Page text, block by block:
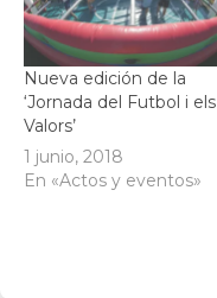
Nueva edición de la
‘Jornada del Futbol i els
Valors’
1 junio, 2018
En «Actos y eventos»